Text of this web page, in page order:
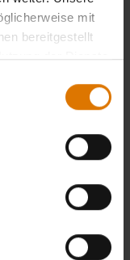
mit
bereitgestellt
der Dienste